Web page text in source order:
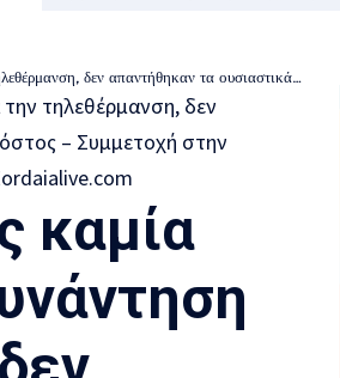
– Συμμετοχή στην θεσμική συνάντηση στο Υπουργείο Περιβάλλοντος και Ενέργειας»
καμία